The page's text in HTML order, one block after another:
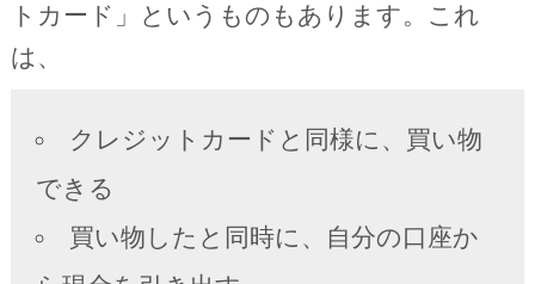
トカード」というものもあります。これ
は、
クレジットカードと同様に、買い物
できる
買い物したと同時に、自分の口座か